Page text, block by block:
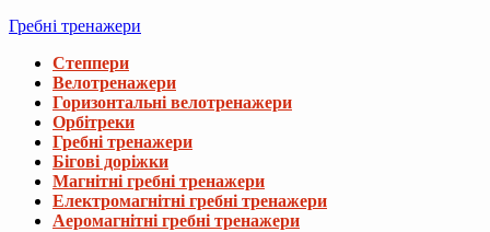
Гребні тренажери
Степпери
Велотренажери
Горизонтальні велотренажери
Орбітреки
Гребні тренажери
Бігові доріжки
Магнітні гребні тренажери
Електромагнітні гребні тренажери
Аеромагнітні гребні тренажери